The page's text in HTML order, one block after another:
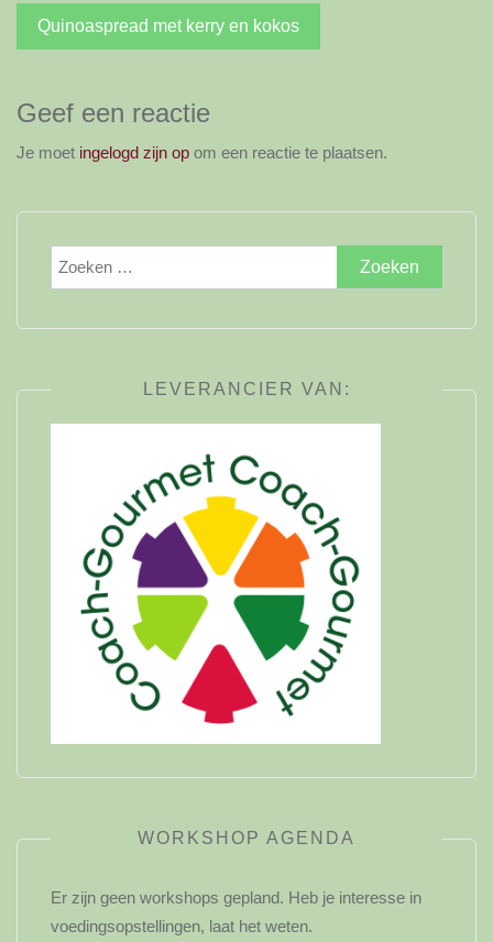
Bericht
navigatie
Quinoaspread met kerry en kokos
Geef een reactie
Je moet ingelogd zijn op om een reactie te plaatsen.
Zoeken
naar:
LEVERANCIER VAN:
WORKSHOP AGENDA
Er zijn geen workshops gepland. Heb je interesse in
voedingsopstellingen, laat het weten.